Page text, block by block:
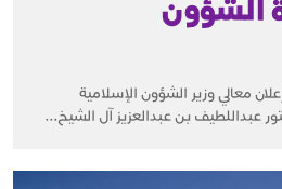
الشؤون
معالي وزير الشؤون الإسلامية
عبداللطيف بن عبدالعزيز آل الشيخ...